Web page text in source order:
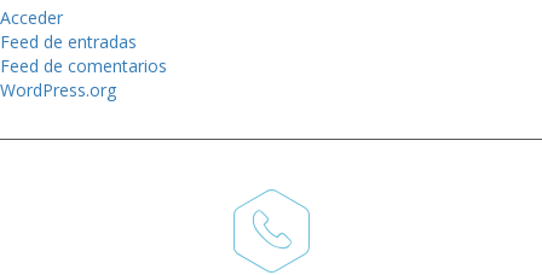
Acceder
Feed de entradas
Feed de comentarios
WordPress.org